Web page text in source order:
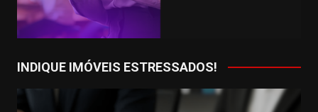
INDIQUE IMÓVEIS ESTRESSADOS!